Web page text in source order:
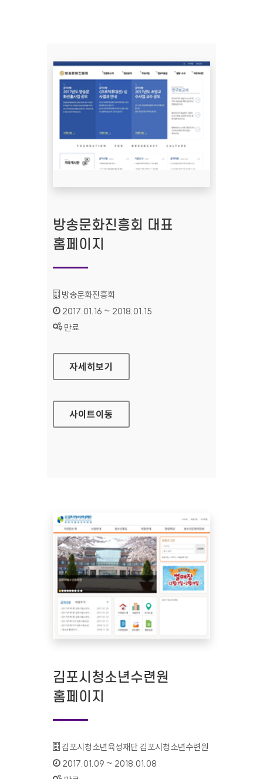
방송문화진흥회 대표
홈페이지
기관명 :
방송문화진흥회
인증기간 :
2017.01.16 ~ 2018.01.15
상태 :
만료
방송문화진흥회 대표 홈페이지
자세히보기
사이트이동
김포시청소년수련원
홈페이지
기관명 :
김포시청소년육성재단 김포시청소년수련원
인증기간 :
2017.01.09 ~ 2018.01.08